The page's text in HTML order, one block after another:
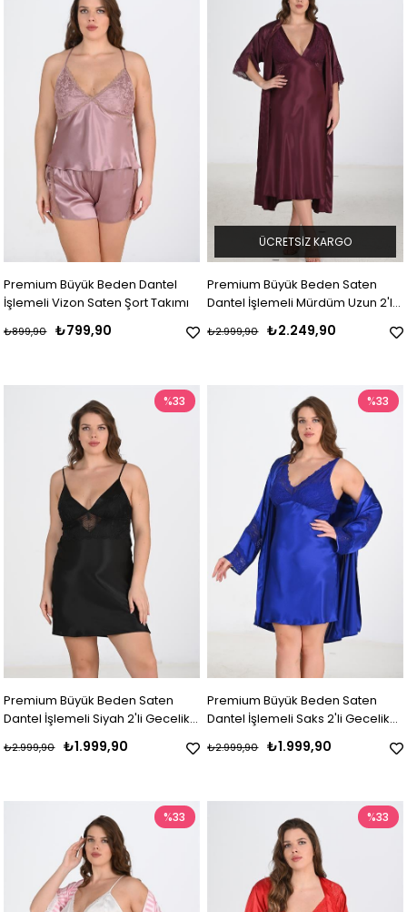
Premium Büyük Beden Dantel
İşlemeli Vizon Saten Şort Takımı
₺799,90
₺899,90
Premium Büyük Beden Saten
Dantel İşlemeli Mürdüm Uzun 2'li
₺2.249,90
₺2.999,90
ÜCRETSIZ KARGO
Premium Büyük Beden Saten
Dantel İşlemeli Siyah 2'li Gecelik
Sabahlık Takımı Bigsize
₺1.999,90
₺2.999,90
%33
Premium Büyük Beden Saten
Dantel İşlemeli Saks 2'li Gecelik
Sabahlık Takımı Bigsize
₺1.999,90
₺2.999,90
%33
%33 %33